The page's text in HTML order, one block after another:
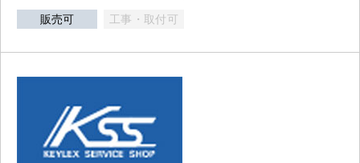
販売可 工事・取付可